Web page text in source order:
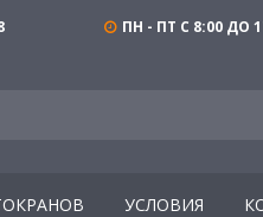
ПН - ПТ С 8:00 ДО
УСЛОВИЯ